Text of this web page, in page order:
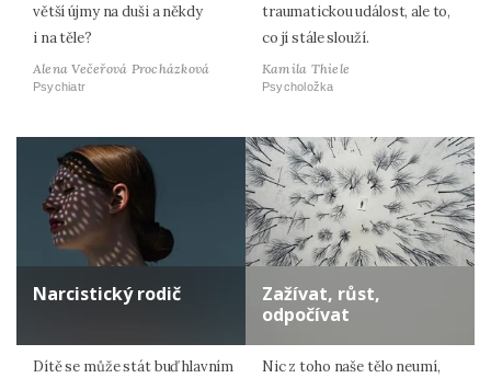
větší újmy na duši a někdy
i na těle?
Alena Večeřová Procházková
Psychiatr
traumatickou událost, ale to,
co jí stále slouží.
Kamila Thiele
Psycholožka
Narcistický rodič
Dítě se může stát buď hlavním
Zažívat, růst,
odpočívat
Nic z toho naše tělo neumí,